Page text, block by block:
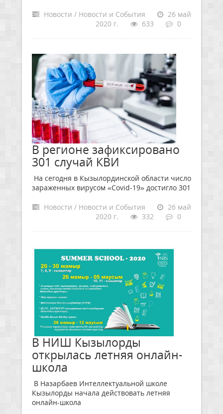
Новости / Новости и События
26 май
2020 г.
633 0
В регионе зафиксировано
301 случай КВИ
На сегодня в Кызылординской области число
зараженных вирусом «Covid-19» достигло 301
Новости / Новости и События
26 май
2020 г.
332 0
В НИШ Кызылорды
открылась летняя онлайн-
школа
В Назарбаев Интеллектуальной школе
Кызылорды начала действовать летняя
онлайн-школа